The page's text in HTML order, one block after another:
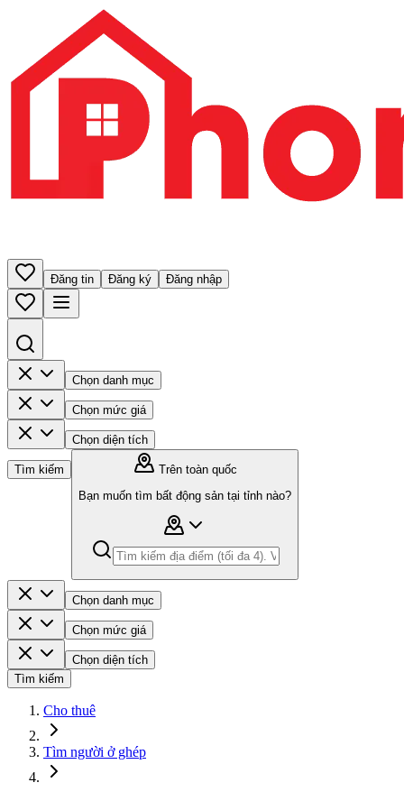
Đăng tin Đăng ký Đăng nhập
Chọn danh mục
Chọn mức giá
Chọn diện tích
Tìm kiếm
Trên toàn quốc
Bạn muốn tìm bất động sản tại tỉnh nào?
Chọn danh mục
Chọn mức giá
Chọn diện tích
Tìm kiếm
Cho thuê
Tìm người ở ghép